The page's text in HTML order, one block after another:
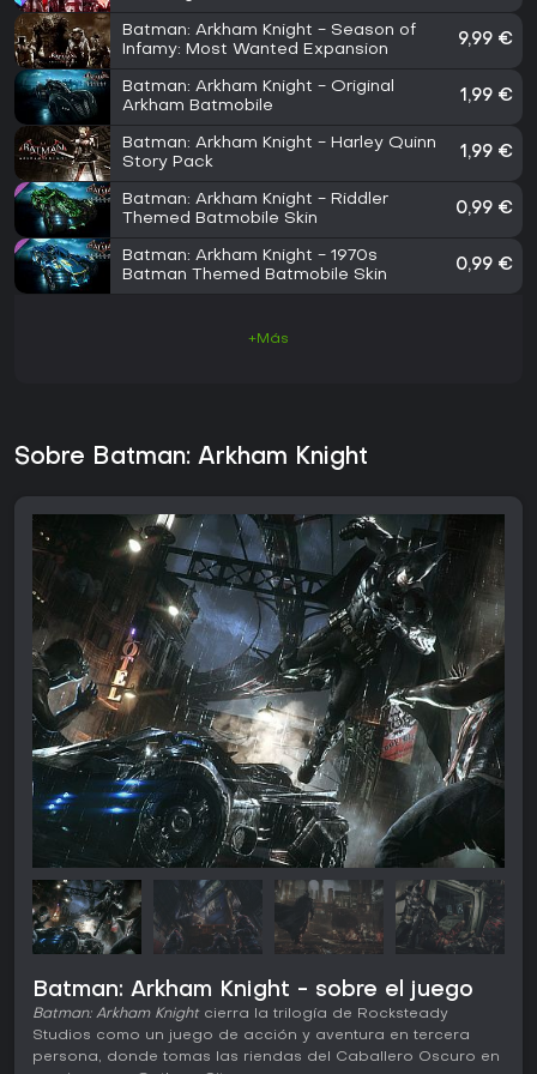
Batman: Arkham Knight - Season of
Infamy: Most Wanted Expansion
9,99 €
Batman: Arkham Knight - Original
Arkham Batmobile
1,99 €
Batman: Arkham Knight - Harley Quinn
Story Pack
1,99 €
Batman: Arkham Knight - Riddler
Themed Batmobile Skin
0,99 €
Batman: Arkham Knight - 1970s
Batman Themed Batmobile Skin
0,99 €
+Más
Sobre Batman: Arkham Knight
Batman: Arkham Knight - sobre el juego
Batman: Arkham Knightcierra la trilogía de Rocksteady
Studios como un juego de acción y aventura en tercera
persona, donde tomas las riendas del Caballero Oscuro en